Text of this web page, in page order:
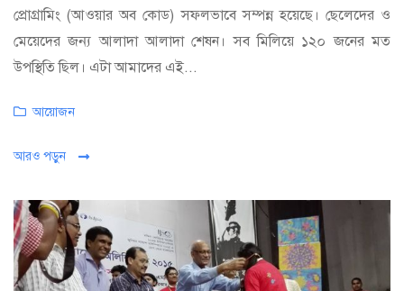
প্রোগ্রামিং (আওয়ার অব কোড) সফলভাবে সম্পন্ন হয়েছে। ছেলেদের ও
মেয়েদের জন্য আলাদা আলাদা শেষন। সব মিলিয়ে ১২০ জনের মত
উপস্থিতি ছিল। এটা আমাদের এই...
Categories
আয়োজন
আরও পড়ুন